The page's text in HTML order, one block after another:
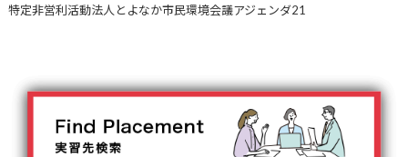
特定非営利活動法人とよなか市民環境会議アジェンダ21